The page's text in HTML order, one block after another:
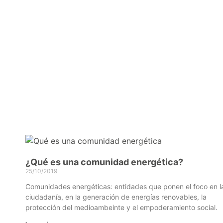
¿Qué es una comunidad energética?
25/10/2019
Comunidades energéticas: entidades que ponen el foco en
ciudadanía, en la generación de energías renovables, la
protección del medioambeinte y el empoderamiento social.